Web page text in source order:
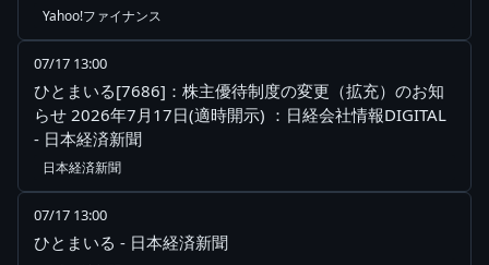
Yahoo!ファイナンス
07/17 13:00
ひとまいる[7686]：株主優待制度の変更（拡充）のお知
らせ 2026年7月17日(適時開示) ：日経会社情報DIGITAL
- 日本経済新聞
日本経済新聞
07/17 13:00
ひとまいる - 日本経済新聞